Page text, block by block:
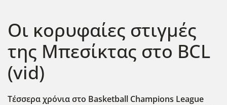
Οι κορυφαίες στιγμές
της Μπεσίκτας στο BCL
(vid)
Τέσσερα χρόνια στο Basketball Champions League